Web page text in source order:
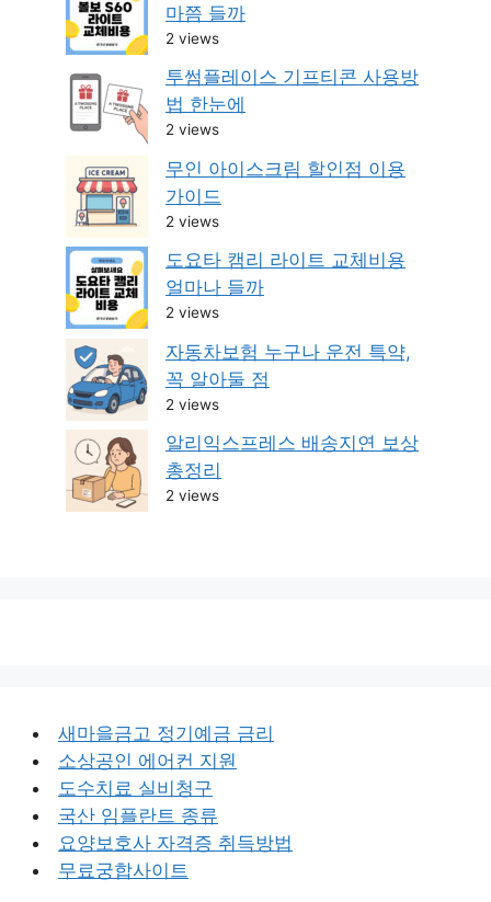
마쯤 들까
2 views
투썸플레이스 기프티콘 사용방
법 한눈에
2 views
무인 아이스크림 할인점 이용
가이드
2 views
도요타 캠리 라이트 교체비용
얼마나 들까
2 views
자동차보험 누구나 운전 특약,
꼭 알아둘 점
2 views
알리익스프레스 배송지연 보상
총정리
2 views
새마을금고 정기예금 금리
소상공인 에어컨 지원
도수치료 실비청구
국산 임플란트 종류
요양보호사 자격증 취득방법
무료궁합사이트